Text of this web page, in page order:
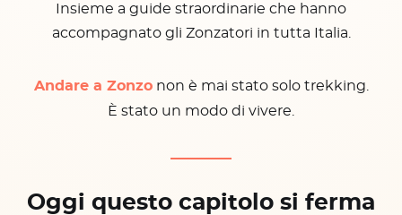
Insieme a guide straordinarie che hanno
accompagnato gli Zonzatori in tutta Italia.
Andare a Zonzonon è mai stato solo trekking.
È stato un modo di vivere.
Oggi questo capitolo si ferma